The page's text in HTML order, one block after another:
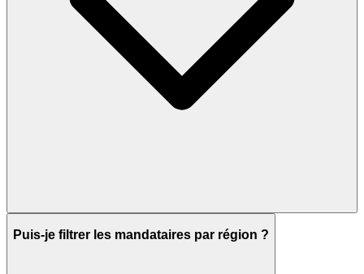
Puis-je filtrer les mandataires par région ?